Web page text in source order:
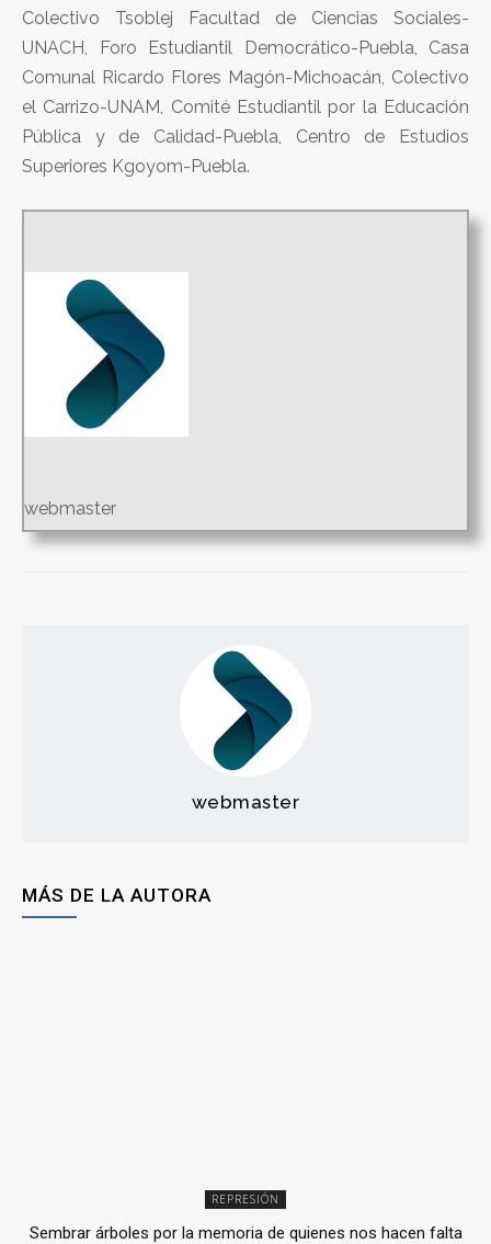
Colectivo Tsoblej Facultad de Ciencias Sociales-
UNACH, Foro Estudiantil Democrático-Puebla, Casa
Comunal Ricardo Flores Magón-Michoacán, Colectivo
el Carrizo-UNAM, Comité Estudiantil por la Educación
Pública y de Calidad-Puebla, Centro de Estudios
Superiores Kgoyom-Puebla.
webmaster
webmaster
MÁS DE LA AUTORA
REPRESIÓN
Sembrar árboles por la memoria de quienes nos hacen falta